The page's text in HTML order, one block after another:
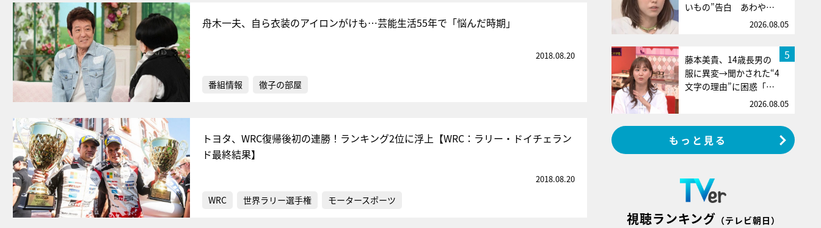
舟木一夫、自ら衣装のアイロンがけも…芸能生活55年で「悩んだ時期」
2018.08.20
番組情報 徹子の部屋
トヨタ、WRC復帰後初の連勝！ランキング2位に浮上【WRC：ラリー・ドイチェラン
ド最終結果】
2018.08.20
WRC 世界ラリー選手権 モータースポーツ
いもの”告白 あわや…
2026.08.05
5
藤本美貴、14歳長男の
服に異変→聞かされた“4
文字の理由”に困惑「…
2026.08.05
もっと見る
視聴ランキング （テレビ朝日）